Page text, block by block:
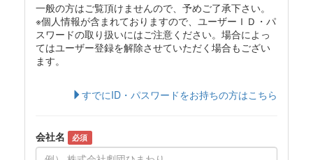
一般の方はご覧頂けませんので、予めご了承下さい。
※個人情報が含まれておりますので、ユーザーＩＤ・パ
スワードの取り扱いにはご注意ください。場合によっ
てはユーザー登録を解除させていただく場合もござい
ます。
すでにID・パスワードをお持ちの方はこちら
会社名 必須